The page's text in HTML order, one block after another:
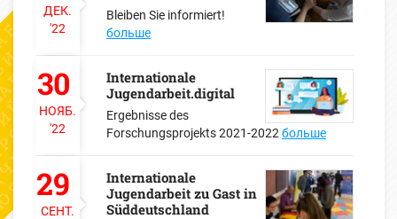
ДЕК.
'22
Bleiben Sie informiert!
больше
30
НОЯБ.
'22
Internationale
Jugendarbeit.digital
Ergebnisse des
Forschungsprojekts 2021-2022 больше
29
СЕНТ.
Internationale
Jugendarbeit zu Gast in
Süddeutschland